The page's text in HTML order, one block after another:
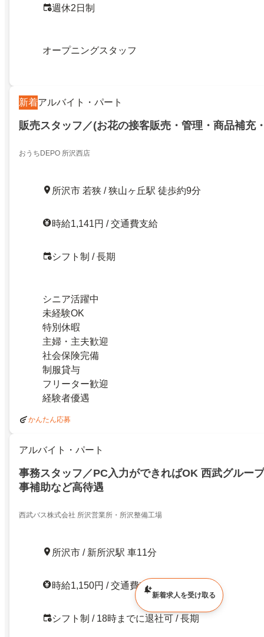
週休2日制
オープニングスタッフ
新着アルバイト・パート
販売スタッフ／(お花の接客販売・管理・商品補充
おうちDEPO 所沢西店
所沢市 若狭 / 狭山ヶ丘駅 徒歩約9分
時給1,141円 / 交通費支給
シフト制 / 長期
シニア活躍中
未経験OK
特別休暇
主婦・主夫歓迎
社会保険完備
制服貸与
フリーター歓迎
経験者優遇
かんたん応募
アルバイト・パート
事務スタッフ／PC入力ができればOK 西武グルー
事補助など高待遇
西武バス株式会社 所沢営業所・所沢整備工場
所沢市 / 新所沢駅 車11分
時給1,150円 / 交通費支給
シフト制 / 18時までに退社可 / 長期
新着求人を受け取る